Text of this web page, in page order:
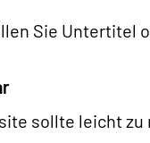
Sie Untertitel
sollte leicht